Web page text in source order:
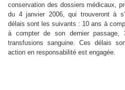
conservation des dossiers médicaux,
du 4 janvier 2006, qui trouveront à
délais sont les suivants : 10 ans à
à compter de son dernier
transfusions sanguine. Ces délais
action en responsabilité est engagée.